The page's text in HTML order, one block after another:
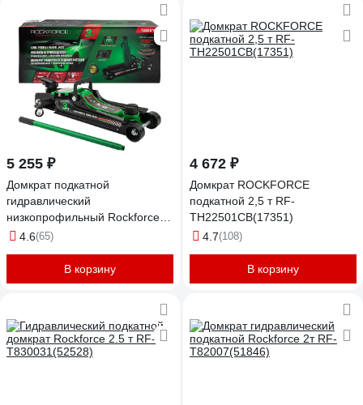
5 255 ₽
Домкрат подкатной
гидравлический
низкопрофильный Rockforce
3т RF-T825010(51088)
4.6(65)
В корзину
4 672 ₽
Домкрат ROCKFORCE
подкатной 2,5 т RF-
TH22501CB(17351)
4.7(108)
В корзину